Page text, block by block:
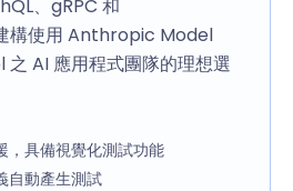
、gRPC 和
構使用 Anthropic Model
AI 應用程式團隊的理想選
，具備視覺化測試功能
自動產生測試